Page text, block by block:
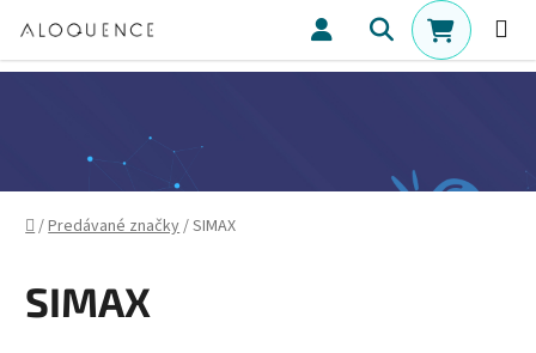
Hľadať
Domov
/Predávané značky/SIMAX
SIMAX